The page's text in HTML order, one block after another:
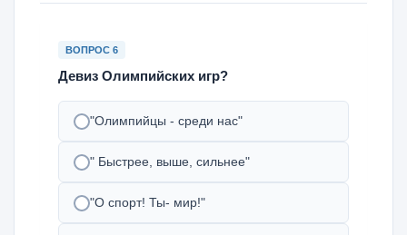
ВОПРОС 6
Девиз Олимпийских игр?
"Олимпийцы - среди нас"
" Быстрее, выше, сильнее"
"О спорт! Ты- мир!"